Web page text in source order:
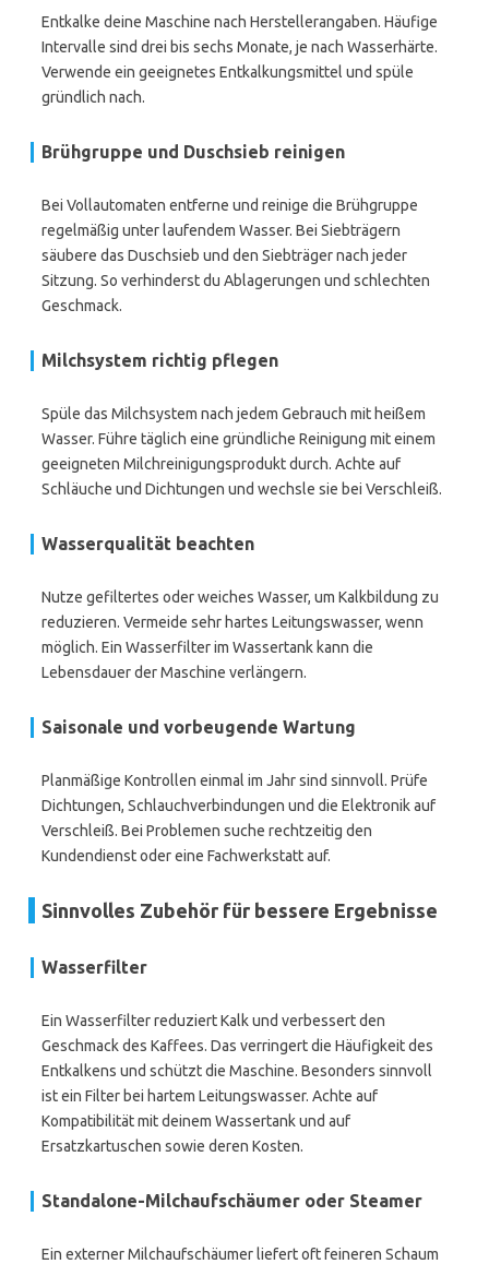
Entkalke deine Maschine nach Herstellerangaben. Häufige
Intervalle sind drei bis sechs Monate, je nach Wasserhärte.
Verwende ein geeignetes Entkalkungsmittel und spüle
gründlich nach.
Brühgruppe und Duschsieb reinigen
Bei Vollautomaten entferne und reinige die Brühgruppe
regelmäßig unter laufendem Wasser. Bei Siebträgern
säubere das Duschsieb und den Siebträger nach jeder
Sitzung. So verhinderst du Ablagerungen und schlechten
Geschmack.
Milchsystem richtig pflegen
Spüle das Milchsystem nach jedem Gebrauch mit heißem
Wasser. Führe täglich eine gründliche Reinigung mit einem
geeigneten Milchreinigungsprodukt durch. Achte auf
Schläuche und Dichtungen und wechsle sie bei Verschleiß.
Wasserqualität beachten
Nutze gefiltertes oder weiches Wasser, um Kalkbildung zu
reduzieren. Vermeide sehr hartes Leitungswasser, wenn
möglich. Ein Wasserfilter im Wassertank kann die
Lebensdauer der Maschine verlängern.
Saisonale und vorbeugende Wartung
Planmäßige Kontrollen einmal im Jahr sind sinnvoll. Prüfe
Dichtungen, Schlauchverbindungen und die Elektronik auf
Verschleiß. Bei Problemen suche rechtzeitig den
Kundendienst oder eine Fachwerkstatt auf.
Sinnvolles Zubehör für bessere Ergebnisse
Wasserfilter
Ein Wasserfilter reduziert Kalk und verbessert den
Geschmack des Kaffees. Das verringert die Häufigkeit des
Entkalkens und schützt die Maschine. Besonders sinnvoll
ist ein Filter bei hartem Leitungswasser. Achte auf
Kompatibilität mit deinem Wassertank und auf
Ersatzkartuschen sowie deren Kosten.
Standalone-Milchaufschäumer oder Steamer
Ein externer Milchaufschäumer liefert oft feineren Schaum